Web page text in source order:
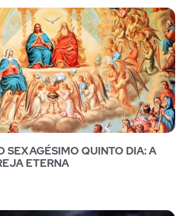
SEXAGÉSIMO QUINTO DIA: A
ETERNA